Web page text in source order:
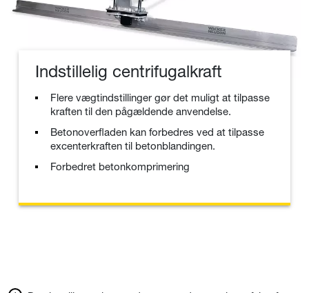
Indstillelig centrifugalkraft
Flere vægtindstillinger gør det muligt at tilpasse
kraften til den pågældende anvendelse.
Betonoverfladen kan forbedres ved at tilpasse
excenterkraften til betonblandingen.
Forbedret betonkomprimering